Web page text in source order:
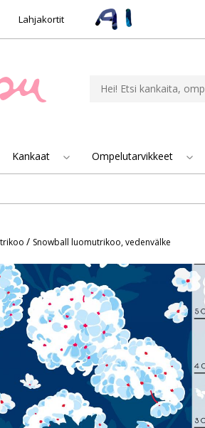
Lahjakortit
Kankaat Ompelutarvikkeet
/ Snowball luomutrikoo, vedenvälke